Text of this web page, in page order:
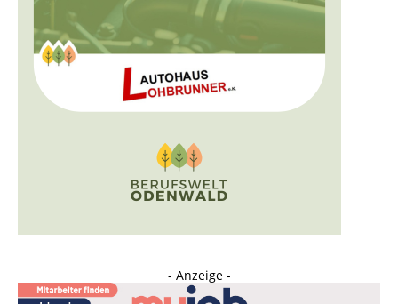
- Anzeige -